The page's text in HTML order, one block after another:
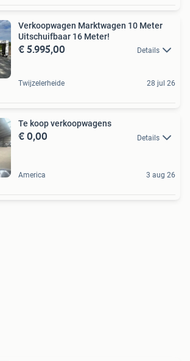
Verkoopwagen Marktwagen 10 Meter
Uitschuifbaar 16 Meter!
€ 5.995,00 Details
Twijzelerheide 28 jul 26
Te koop verkoopwagens
€ 0,00 Details
America 3 aug 26